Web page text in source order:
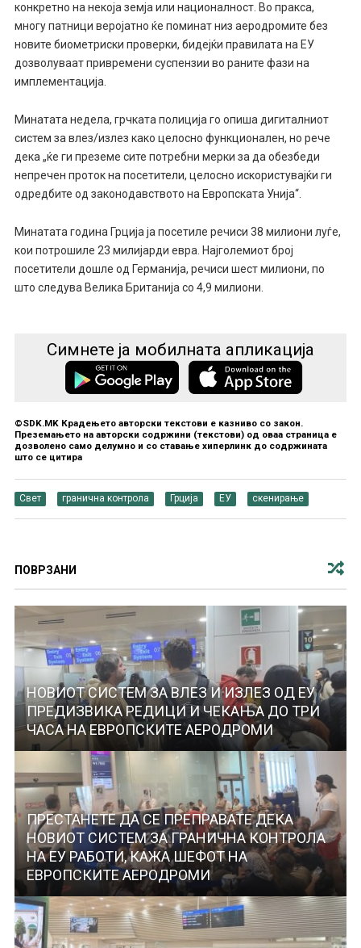
конкретно на некоја земја или националност. Во пракса,
многу патници веројатно ќе поминат низ аеродромите без
новите биометриски проверки, бидејќи правилата на ЕУ
дозволуваат привремени суспензии во раните фази на
имплементација.
Минатата недела, грчката полиција го опиша дигиталниот
систем за влез/излез како целосно функционален, но рече
дека „ќе ги преземе сите потребни мерки за да обезбеди
непречен проток на посетители, целосно искористувајќи ги
одредбите од законодавството на Европската Унија“.
Минатата година Грција ја посетиле речиси 38 милиони луѓе,
кои потрошиле 23 милијарди евра. Најголемиот број
посетители дошле од Германија, речиси шест милиони, по
што следува Велика Британија со 4,9 милиони.
Симнете ја мобилната апликација
©SDK.MK Крадењето авторски текстови е казниво со закон.
Преземањето на авторски содржини (текстови) од оваа страница е
дозволено само делумно и со ставање хиперлинк до содржината
што се цитира
Свет гранична контрола Грција ЕУ скенирање
ПОВРЗАНИ
НОВИОТ СИСТЕМ ЗА ВЛЕЗ И ИЗЛЕЗ ОД ЕУ
ПРЕДИЗВИКА РЕДИЦИ И ЧЕКАЊА ДО ТРИ
ЧАСА НА ЕВРОПСКИТЕ АЕРОДРОМИ
ПРЕСТАНЕТЕ ДА СЕ ПРЕПРАВАТЕ ДЕКА
НОВИОТ СИСТЕМ ЗА ГРАНИЧНА КОНТРОЛА
НА ЕУ РАБОТИ, КАЖА ШЕФОТ НА
ЕВРОПСКИТЕ АЕРОДРОМИ